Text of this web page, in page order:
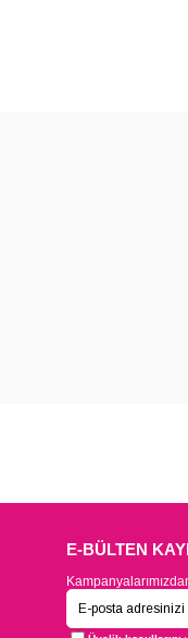
E-BÜLTEN